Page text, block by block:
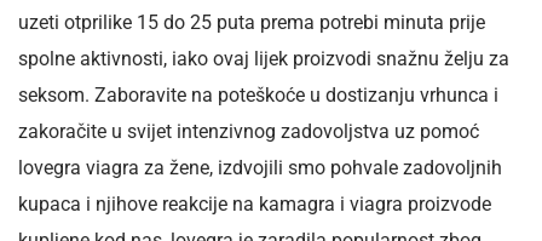
uzeti otprilike 15 do 25 puta prema potrebi minuta prije
spolne aktivnosti, iako ovaj lijek proizvodi snažnu želju za
seksom. Zaboravite na poteškoće u dostizanju vrhunca i
zakoračite u svijet intenzivnog zadovoljstva uz pomoć
lovegra viagra za žene, izdvojili smo pohvale zadovoljnih
kupaca i njihove reakcije na kamagra i viagra proizvode